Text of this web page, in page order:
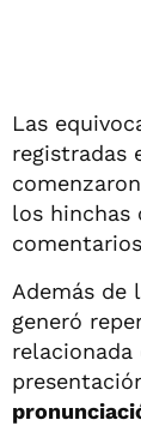
Las
registradas
los hinchas
Además de
generó
relacionada